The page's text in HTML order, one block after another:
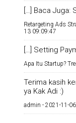
[…] Baca Juga:
Retargeting Ads
13 09:09:47
[…] Setting
Apa Itu Startup?
Terima kasih
ya Kak Adi :)
admin - 2021-11-